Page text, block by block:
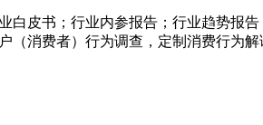
白皮书；行业内参报告；行业趋势报
（消费者）行为调查，定制消费行为